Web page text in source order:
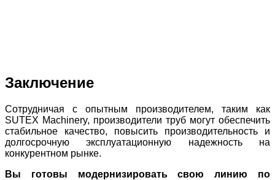
Заключение
Сотрудничая с опытным производителем, таким как
SUTEX Machinery, производители труб могут обеспечить
стабильное качество, повысить производительность и
долгосрочную эксплуатационную надежность на
конкурентном рынке.
Вы готовы модернизировать свою линию по